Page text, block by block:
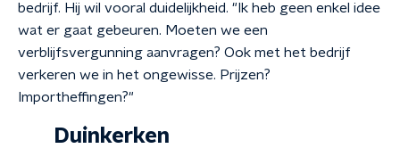
bedrijf. Hij wil vooral duidelijkheid. "Ik heb geen enkel idee
wat er gaat gebeuren. Moeten we een
verblijfsvergunning aanvragen? Ook met het bedrijf
verkeren we in het ongewisse. Prijzen?
Importheffingen?"
Duinkerken